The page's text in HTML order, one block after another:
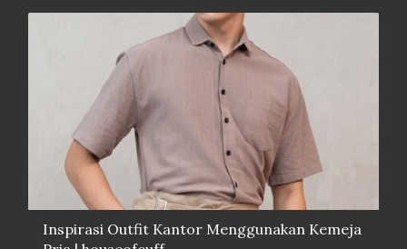
Inspirasi Outfit Kantor Menggunakan Kemeja